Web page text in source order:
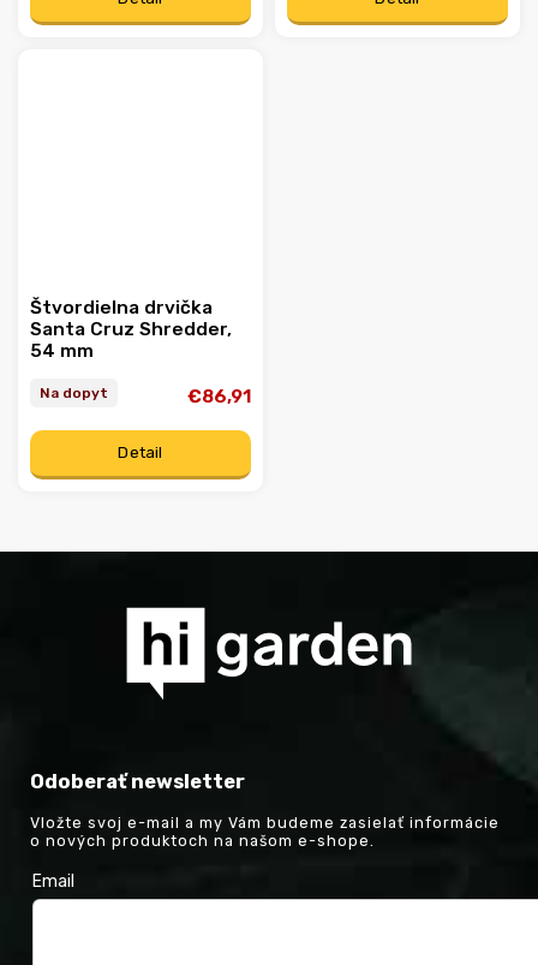
Štvordielna drvička
Santa Cruz Shredder,
54 mm
Na dopyt €86,91
Detail
Odoberať newsletter
Vložte svoj e-mail a my Vám budeme zasielať informácie
o nových produktoch na našom e-shope.
Email